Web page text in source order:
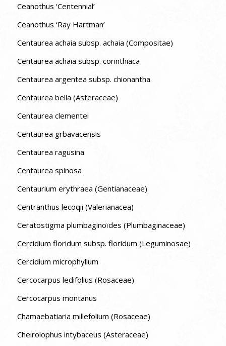
Ceanothus ‘Centennial’
Ceanothus ‘Ray Hartman’
Centaurea achaia subsp. achaia (Compositae)
Centaurea achaia subsp. corinthiaca
Centaurea argentea subsp. chionantha
Centaurea bella (Asteraceae)
Centaurea clementei
Centaurea grbavacensis
Centaurea ragusina
Centaurea spinosa
Centaurium erythraea (Gentianaceae)
Centranthus lecoqii (Valerianacea)
Ceratostigma plumbaginoïdes (Plumbaginaceae)
Cercidium floridum subsp. floridum (Leguminosae)
Cercidium microphyllum
Cercocarpus ledifolius (Rosaceae)
Cercocarpus montanus
Chamaebatiaria millefolium (Rosaceae)
Cheirolophus intybaceus (Asteraceae)